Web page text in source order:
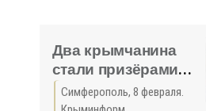
баскетбольной лиги.
Решающий раунд
Два крымчанина
стали призёрами
Всероссийского
турнира по греко-
Симферополь, 8 февраля.